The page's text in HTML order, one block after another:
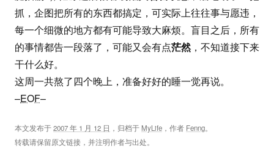
抓，企图把所有的东西都搞定，可实际上往往事与愿违，
每一个细微的地方都有可能导致大麻烦。盲目之后，所有
的事情都告一段落了，可能又会有点茫然，不知道接下来
干什么好。
这周一共熬了四个晚上，准备好好的睡一觉再说。
–EOF–
本文发布于2007 年 1 月 12 日 ，归档于 MyLife ，作者 Fenng。
转载请保留原文链接，并注明作者与出处。